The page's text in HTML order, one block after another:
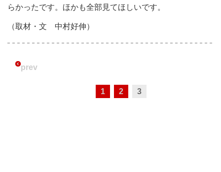
らかったです。ほかも全部見てほしいです。
（取材・文 中村好伸）
prev
1 2 3